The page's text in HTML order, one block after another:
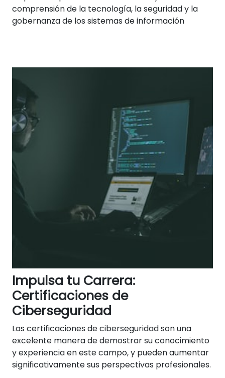
comprensión de la tecnología, la seguridad y la
gobernanza de los sistemas de información
Impulsa tu Carrera:
Certificaciones de
Ciberseguridad
Las certificaciones de ciberseguridad son una
excelente manera de demostrar su conocimiento
y experiencia en este campo, y pueden aumentar
significativamente sus perspectivas profesionales.